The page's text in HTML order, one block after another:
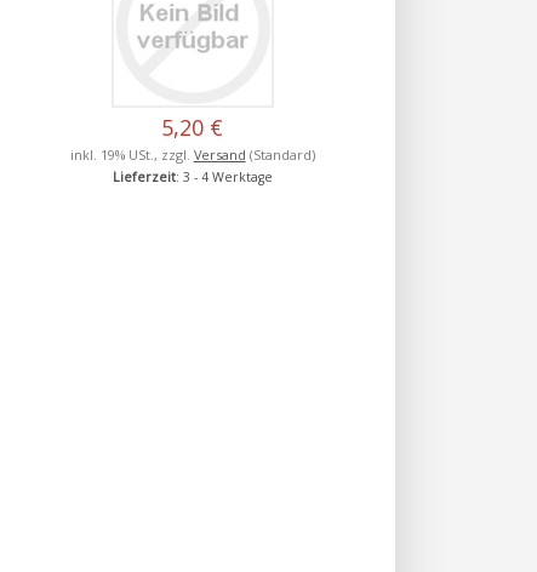
5,20 €
inkl. 19% USt., zzgl. Versand (Standard)
Lieferzeit: 3 - 4 Werktage